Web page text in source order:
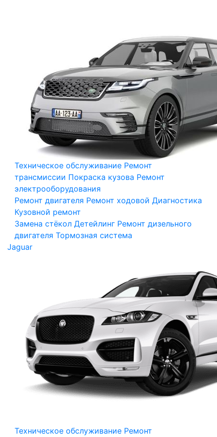
Техническое обслуживание Ремонт
трансмиссии Покраска кузова Ремонт
электрооборудования
Ремонт двигателя Ремонт ходовой Диагностика
Кузовной ремонт
Замена стёкол Детейлинг Ремонт дизельного
двигателя Тормозная система
Jaguar
Техническое обслуживание Ремонт